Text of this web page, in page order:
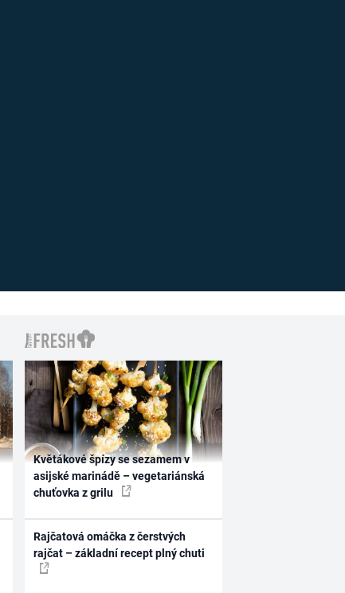
Květákové špízy se sezamem v
asijské marinádě – vegetariánská
chuťovka z grilu
Rajčatová omáčka z čerstvých
rajčat – základní recept plný chuti